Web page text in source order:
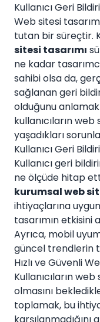
Kullanıcı Geri
Web sitesi
tutan bir süreçtir.
sitesi tasarımı
ne kadar
sahibi olsa da,
sağlanan geri
olduğunu
kullanıcıların
yaşadıkları
Kullanıcı Geri
Kullanıcı geri
ne ölçüde hitap
kurumsal web
ihtiyaçlarına
tasarımın etkisini
Ayrıca, mobil
güncel trendlerin
Hızlı ve Güvenli
Kullanıcıların
olmasını
toplamak, bu